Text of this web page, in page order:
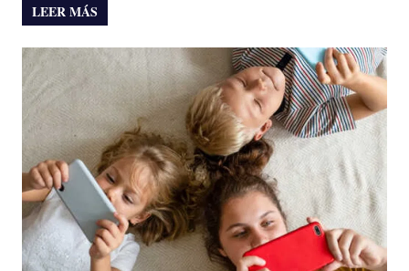
LEER MÁS